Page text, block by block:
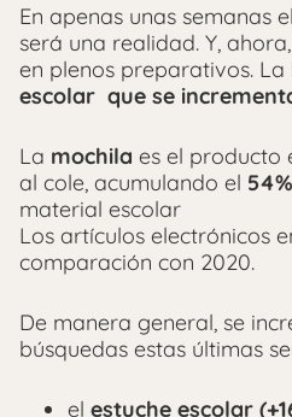
En apenas unas semanas
será una realidad. Y,
en plenos preparativos.
escolar que se
La mochila es el producto
al cole, acumulando el 54%
material escolar
Los artículos electrónicos
comparación con 2020.
De manera general, se
búsquedas estas últimas
el estuche escolar